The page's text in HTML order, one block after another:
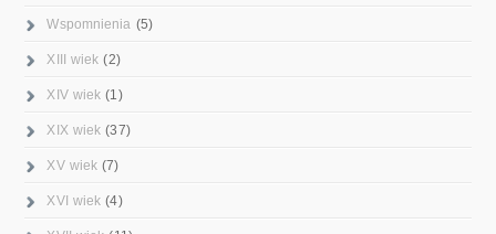
Wspomnienia (5)
XIII wiek (2)
XIV wiek (1)
XIX wiek (37)
XV wiek (7)
XVI wiek (4)